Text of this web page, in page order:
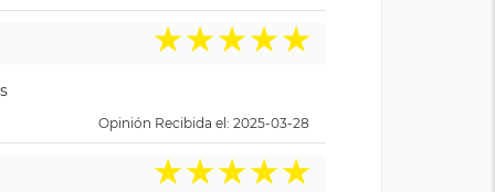
★★★★★
Opinión Recibida el: 2025-03-28
★★★★★